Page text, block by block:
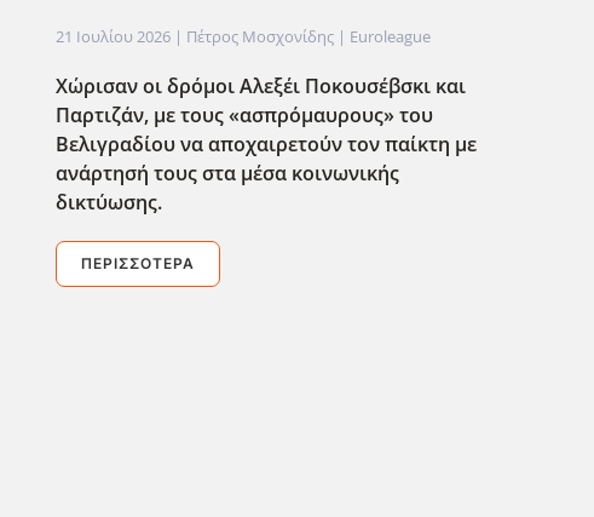
21 Ιουλίου 2026| Πέτρος Μοσχονίδης | Euroleague
Χώρισαν οι δρόμοι Αλεξέι Ποκουσέβσκι και
Παρτιζάν, με τους «ασπρόμαυρους» του
Βελιγραδίου να αποχαιρετούν τον παίκτη με
ανάρτησή τους στα μέσα κοινωνικής
δικτύωσης.
ΠΕΡΙΣΣΌΤΕΡΑ